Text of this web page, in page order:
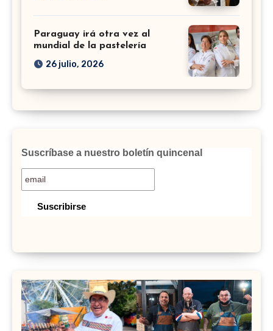
Paraguay irá otra vez al
mundial de la pastelería
26 julio, 2026
Suscríbase a nuestro boletín quincenal